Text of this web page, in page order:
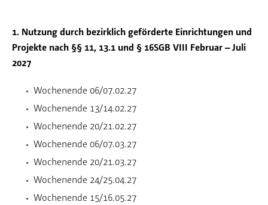
1. Nutzung durch bezirklich geförderte Einrichtungen und
Projekte nach §§ 11, 13.1 und § 16SGB VIII Februar – Juli
2027
Wochenende 06/07.02.27
Wochenende 13/14.02.27
Wochenende 20/21.02.27
Wochenende 06/07.03.27
Wochenende 20/21.03.27
Wochenende 24/25.04.27
Wochenende 15/16.05.27